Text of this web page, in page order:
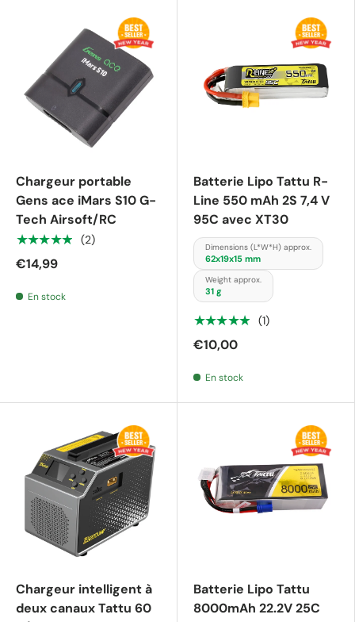
Chargeur portable
Gens ace iMars S10 G-
Tech Airsoft/RC
★★★★★ (2)
€14,99
En stock
Batterie Lipo Tattu R-
Line 550 mAh 2S 7,4 V
95C avec XT30
Dimensions (L*W*H) approx.
62x19x15 mm
Weight approx.
31 g
★★★★★ (1)
€10,00
En stock
Chargeur intelligent à
deux canaux Tattu 60
Batterie Lipo Tattu
8000mAh 22.2V 25C